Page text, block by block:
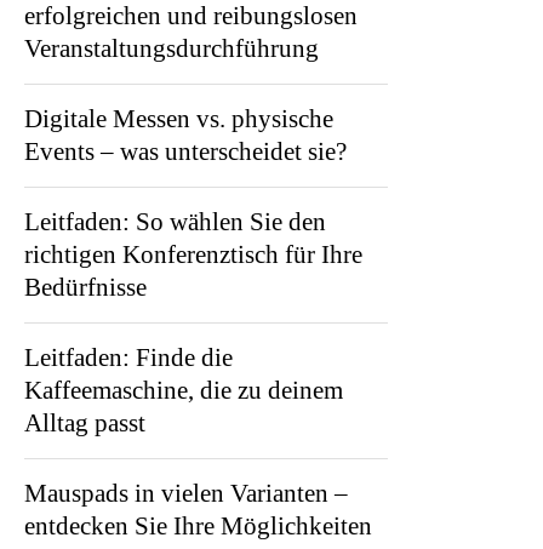
erfolgreichen und reibungslosen
Veranstaltungsdurchführung
Digitale Messen vs. physische
Events – was unterscheidet sie?
Leitfaden: So wählen Sie den
richtigen Konferenztisch für Ihre
Bedürfnisse
Leitfaden: Finde die
Kaffeemaschine, die zu deinem
Alltag passt
Mauspads in vielen Varianten –
entdecken Sie Ihre Möglichkeiten